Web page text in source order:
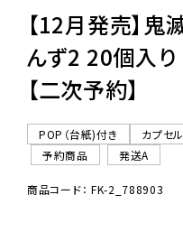
ご利用ガ
06-
【12月発売】鬼
んず2 20個入
【二次予約】
POP（台紙)付き
カプセ
予約商品
発送A
商品コード： FK-2_788903